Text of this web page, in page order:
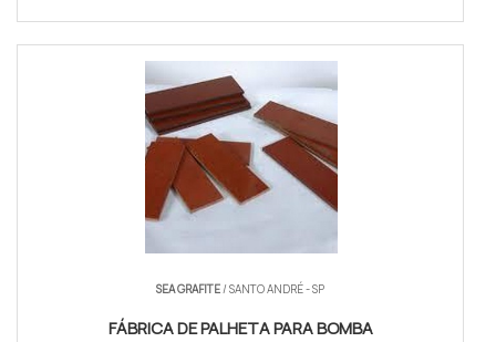
SEA GRAFITE/ SANTO ANDRÉ - SP
FÁBRICA DE PALHETA PARA BOMBA